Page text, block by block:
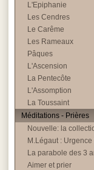
L'Epiphanie
Les Cendres
Le Carême
Les Rameaux
Pâques
L'Ascension
La Pentecôte
L'Assomption
La Toussaint
Méditations - Prières
Nouvelle: la
M.Légaut :
La parabole des 3
Aimer et prier